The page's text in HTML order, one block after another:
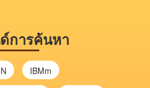
การค้นหา
IBMm